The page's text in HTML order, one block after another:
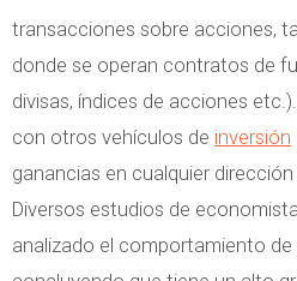
transacciones sobre acciones,
donde se operan contratos de
divisas, índices de acciones
con otros vehículos de inversión
ganancias en cualquier
Diversos estudios de
analizado el comportamiento